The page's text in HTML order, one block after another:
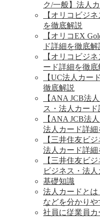
ク/一般】法人
【オリコビジ
を徹底解説
【オリコEX
ド詳細を徹底解
【オリコビジ
ード詳細を徹底
【UC法人カー
徹底解説
【ANA JCB法
ス・法人カー
【ANA JCB法
法人カード詳細
【三井住友ビ
法人カード詳細
【三井住友ビ
ビジネス・法
基礎知識
法人カードと
などを分かりや
社員に従業員